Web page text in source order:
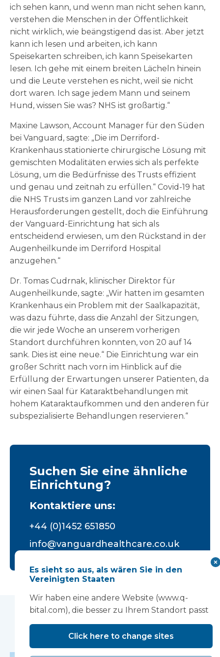
ich sehen kann, und wenn man nicht sehen kann,
verstehen die Menschen in der Öffentlichkeit
nicht wirklich, wie beängstigend das ist. Aber jetzt
kann ich lesen und arbeiten, ich kann
Speisekarten schreiben, ich kann Speisekarten
lesen. Ich gehe mit einem breiten Lächeln hinein
und die Leute verstehen es nicht, weil sie nicht
dort waren. Ich sage jedem Mann und seinem
Hund, wissen Sie was? NHS ist großartig.“
Maxine Lawson, Account Manager für den Süden
bei Vanguard, sagte: „Die im Derriford-
Krankenhaus stationierte chirurgische Lösung mit
gemischten Modalitäten erwies sich als perfekte
Lösung, um die Bedürfnisse des Trusts effizient
und genau und zeitnah zu erfüllen.“ Covid-19 hat
die NHS Trusts im ganzen Land vor zahlreiche
Herausforderungen gestellt, doch die Einführung
der Vanguard-Einrichtung hat sich als
entscheidend erwiesen, um den Rückstand in der
Augenheilkunde im Derriford Hospital
anzugehen.“
Dr. Tomas Cudrnak, klinischer Direktor für
Augenheilkunde, sagte: „Wir hatten im gesamten
Krankenhaus ein Problem mit der Saalkapazität,
was dazu führte, dass die Anzahl der Sitzungen,
die wir jede Woche an unserem vorherigen
Standort durchführen konnten, von 20 auf 14
sank. Dies ist eine neue.“ Die Einrichtung war ein
großer Schritt nach vorn im Hinblick auf die
Erfüllung der Erwartungen unserer Patienten, da
wir einen Saal für Kataraktbehandlungen mit
hohem Kataraktaufkommen und den anderen für
subspezialisierte Behandlungen reservieren.“
Suchen Sie eine ähnliche
Einrichtung?
Kontaktiere uns:
+44 (0)1452 651850
info@vanguardhealthcare.co.uk
Verwandte Fallstudien
Es sieht so aus, als wären Sie in den
Vereinigten Staaten
Wir haben eine andere Website (www.q-
bital.com), die besser zu Ihrem Standort passt
Click here to change sites